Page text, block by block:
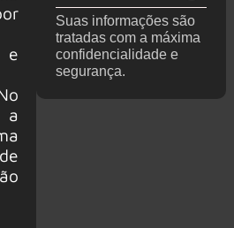
e
Suas informações são
tratadas com a máxima
confidencialidade e
segurança.